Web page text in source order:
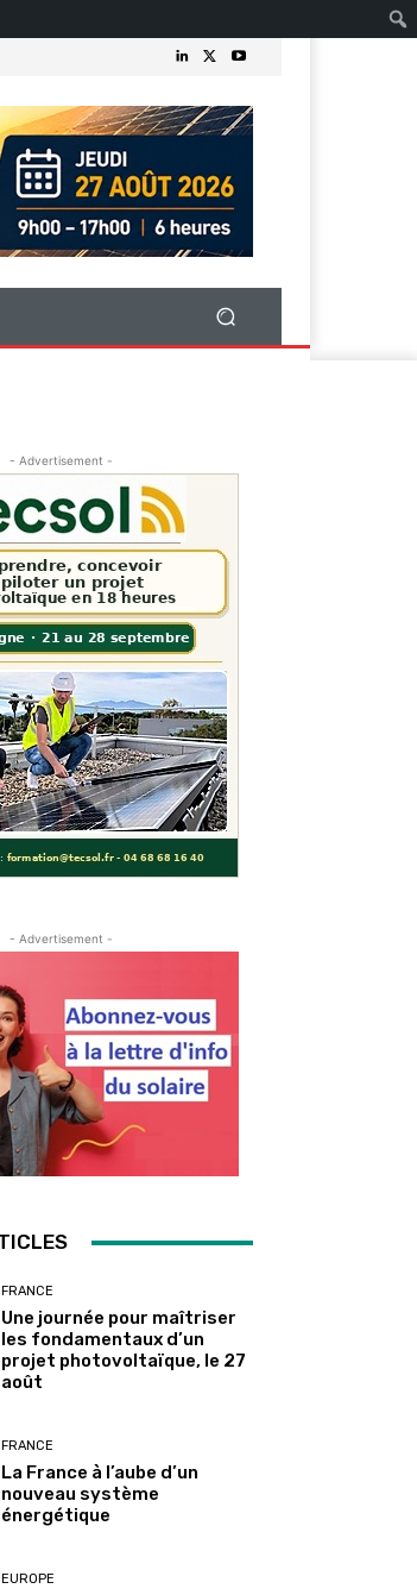
- Advertisement -
- Advertisement -
FRANCE
Une journée pour maîtriser
les fondamentaux d’un
projet photovoltaïque, le 27
août
FRANCE
La France à l’aube d’un
nouveau système
énergétique
EUROPE